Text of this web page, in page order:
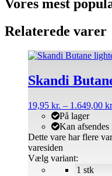
Vores mest
Relaterede varer
Skandi
19,95 kr. – 1.649,00
På lager
Kan afsendes
Vælg variant:
Dette vare har flere
varesiden
1 stk